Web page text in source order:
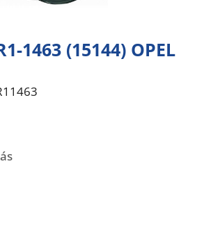
1463 (15144) OPEL